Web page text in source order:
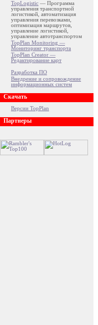
TopLogistic — Программа
управления транспортной
логистикой, автоматизация
управления перевозками,
оптимизация маршрутов,
управление логистикой,
управление автотранспортом
TopPlan Monitoring —
Мониторинг транспорта
TopPlan Creator —
Редактирование карт
Разработка ПО
Внедрение и сопровождение
информационных систем
Скачать
Версии TopPlan
Партнеры